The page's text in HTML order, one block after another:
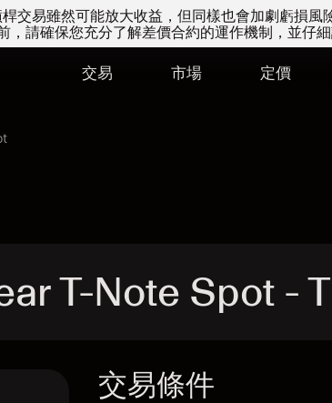
交易雖然可能放大收益，但同樣也會加劇虧損風
，請確保您充分了解差價合約的運作機制，並仔
交易 市場 定價
T-Note Spot -
交易條件